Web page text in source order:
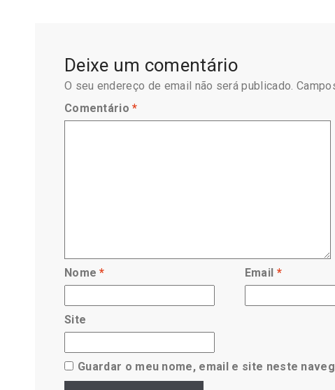
Deixe um comentário
O seu endereço de email não será publicado.
Comentário*
Nome* Email *
Site
Guardar o meu nome, email e site neste